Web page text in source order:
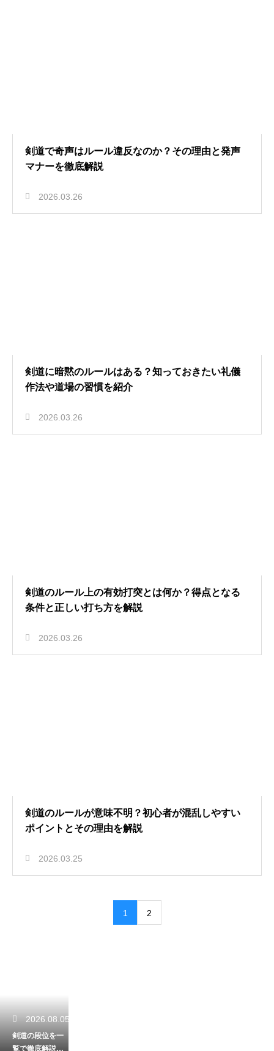
剣道で奇声はルール違反なのか？その理由と発声
マナーを徹底解説
2026.03.26
剣道に暗黙のルールはある？知っておきたい礼儀
作法や道場の習慣を紹介
2026.03.26
剣道のルール上の有効打突とは何か？得点となる
条件と正しい打ち方を解説
2026.03.26
剣道のルールが意味不明？初心者が混乱しやすい
ポイントとその理由を解説
2026.03.25
1 2
2026.08.05
剣道の段位を一
覧で徹底解説！